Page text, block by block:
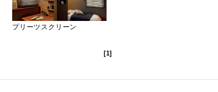
プリーツスクリーン
[1]